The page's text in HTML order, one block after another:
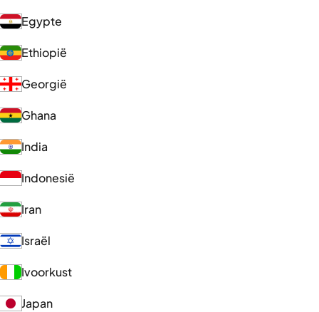
Egypte
Ethiopië
Georgië
Ghana
India
Indonesië
Iran
Israël
Ivoorkust
Japan